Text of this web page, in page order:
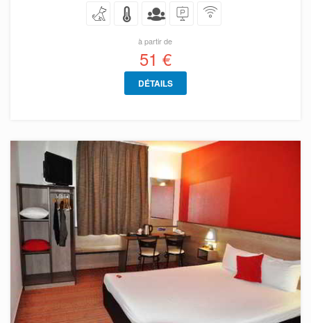
à partir de
51 €
DÉTAILS